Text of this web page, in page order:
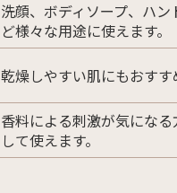
洗顔、ボディソープ、ハン
ど様々な用途に使えます。
乾燥しやすい肌にもおすす
香料による刺激が気にな
して使えます。